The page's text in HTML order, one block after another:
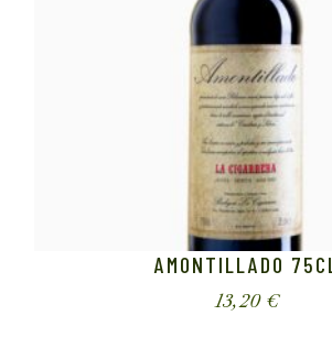
AMONTILLADO 75CL
13,20 €